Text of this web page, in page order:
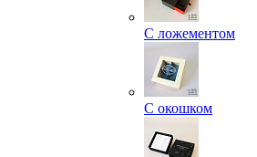
С ложементом
С окошком